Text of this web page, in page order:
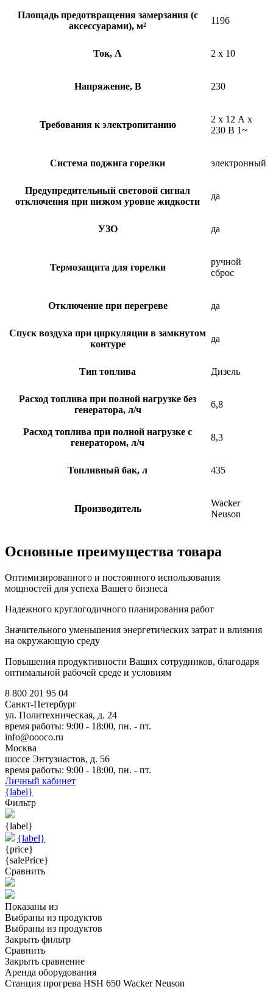
Площадь предотвращения замерзания (с
аксессуарами), м²
1196
Ток, А 2 x 10
Напряжение, В 230
Требования к электропитанию
2 x 12 А x
230 В 1~
Система поджига горелки электронный
Предупредительный световой сигнал
отключения при низком уровне жидкости
да
УЗО да
Термозащита для горелки
ручной
сброс
Отключение при перегреве да
Спуск воздуха при циркуляции в замкнутом
контуре
да
Тип топлива Дизель
Расход топлива при полной нагрузке без
генератора, л/ч
6,8
Расход топлива при полной нагрузке с
генератором, л/ч
8,3
Топливный бак, л 435
Производитель
Wacker
Neuson
Основные преимущества товара
Оптимизированного и постоянного использования
мощностей для успеха Вашего бизнеса
Надежного круглогодичного планирования работ
Значительного уменьшения энергетических затрат и влияния
на окружающую среду
Повышения продуктивности Ваших сотрудников, благодаря
оптимальной рабочей среде и условиям
8 800 201 95 04
Санкт-Петербург
ул. Политехническая, д. 24
время работы: 9:00 - 18:00, пн. - пт.
info@oooco.ru
Москва
шоссе Энтузиастов, д. 56
время работы: 9:00 - 18:00, пн. - пт.
Личный кабинет
{label}
Фильтр
{label}
{label}
{price}
{salePrice}
Сравнить
Показаны из
Выбраны из продуктов
Выбраны из продуктов
Закрыть фильтр
Сравнить
Закрыть сравнение
Аренда оборудования
Станция прогрева HSH 650 Wacker Neuson